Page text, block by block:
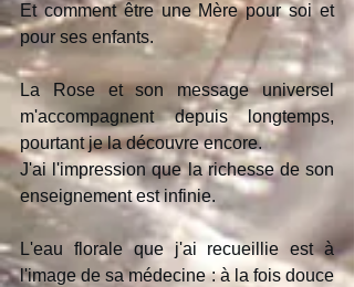
Et comment être une Mère pour soi et
pour ses enfants.
La Rose et son message universel
m'accompagnent depuis longtemps,
pourtant je la découvre encore.
J'ai l'impression que la richesse de son
enseignement est infinie.
L'eau florale que j'ai recueillie est à
l'image de sa médecine : à la fois douce